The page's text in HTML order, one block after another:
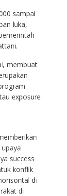
sampai
luka,
membuat
exposure
success
konflik
di
di